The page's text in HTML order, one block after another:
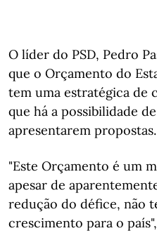
O líder do PSD, Pedro
que o Orçamento do
tem uma estratégica de
que há a possibilidade
apresentarem propostas.
"Este Orçamento é um
apesar de
redução do défice, não
crescimento para o